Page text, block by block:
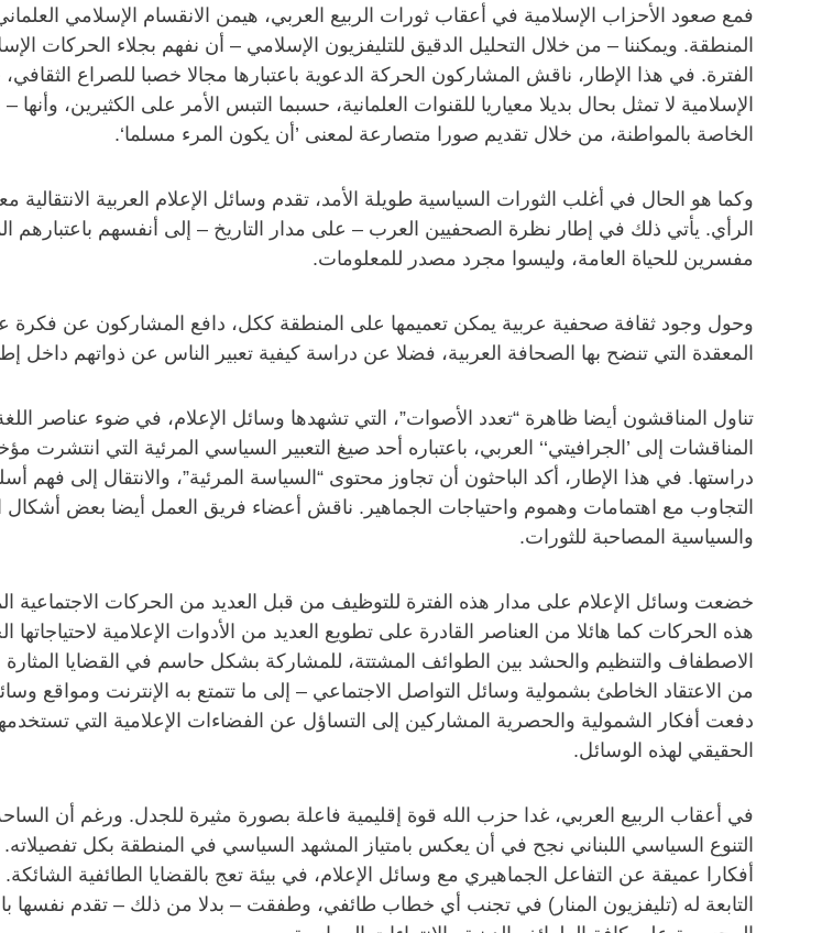
فمع صعود الأحزاب الإسلامية في أعقاب ثورات الربيع العربي، هيمن الانقسام الإسلامي
المنطقة. ويمكننا – من خلال التحليل الدقيق للتليفزيون الإسلامي – أن نفهم بجلاء الحركات
الفترة. في هذا الإطار، ناقش المشاركون الحركة الدعوية باعتبارها مجالا خصبا للصراع
الإسلامية لا تمثل بحال بديلا معياريا للقنوات العلمانية، حسبما التبس الأمر على الكثيرين،
الخاصة بالمواطنة، من خلال تقديم صورا متصارعة لمعنى ’أن يكون المرء مسلما‘.
وكما هو الحال في أغلب الثورات السياسية طويلة الأمد، تقدم وسائل الإعلام العربية
الرأي. يأتي ذلك في إطار نظرة الصحفيين العرب – على مدار التاريخ – إلى أنفسهم
مفسرين للحياة العامة، وليسوا مجرد مصدر للمعلومات.
وحول وجود ثقافة صحفية عربية يمكن تعميمها على المنطقة ككل، دافع المشاركون عن فكرة عدم
المعقدة التي تنضح بها الصحافة العربية، فضلا عن دراسة كيفية تعبير الناس عن ذواتهم داخل
تناول المناقشون أيضا ظاهرة “تعدد الأصوات”، التي تشهدها وسائل الإعلام، في ضوء عناصر
المناقشات إلى ’الجرافيتي‘‘ العربي، باعتباره أحد صيغ التعبير السياسي المرئية التي
دراستها. في هذا الإطار، أكد الباحثون أن تجاوز محتوى “السياسة المرئية”، والانتقال إلى
التجاوب مع اهتمامات وهموم واحتياجات الجماهير. ناقش أعضاء فريق العمل أيضا بعض أشكال
والسياسية المصاحبة للثورات.
خضعت وسائل الإعلام على مدار هذه الفترة للتوظيف من قبل العديد من الحركات الاجتماعية
هذه الحركات كما هائلا من العناصر القادرة على تطويع العديد من الأدوات الإعلامية
الاصطفاف والتنظيم والحشد بين الطوائف المشتتة، للمشاركة بشكل حاسم في القضايا
من الاعتقاد الخاطئ بشمولية وسائل التواصل الاجتماعي – إلى ما تتمتع به الإنترنت
دفعت أفكار الشمولية والحصرية المشاركين إلى التساؤل عن الفضاءات الإعلامية التي
الحقيقي لهذه الوسائل.
في أعقاب الربيع العربي، غدا حزب الله قوة إقليمية فاعلة بصورة مثيرة للجدل. ورغم أن الساحة
التنوع السياسي اللبناني نجح في أن يعكس بامتياز المشهد السياسي في المنطقة بكل تفصيلاته.
أفكارا عميقة عن التفاعل الجماهيري مع وسائل الإعلام، في بيئة تعج بالقضايا الطائفية
التابعة له (تليفزيون المنار) في تجنب أي خطاب طائفي، وطفقت – بدلا من ذلك – تقدم نفسها